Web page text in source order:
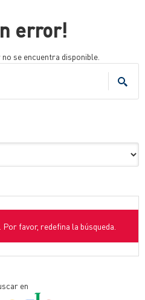
error!
se encuentra disponible.
favor, redefina la búsqueda.
en